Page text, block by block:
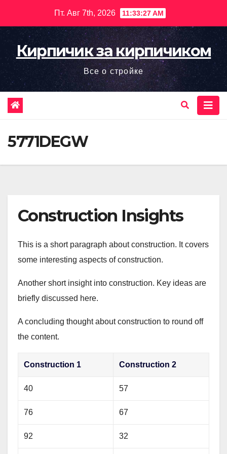
содержимому
Пт. Авг 7th, 2026 11:33:29 AM
Кирпичик за кирпичиком
Все о стройке
5771DEGW
Construction Insights
This is a short paragraph about construction. It covers
some interesting aspects of construction.
Another short insight into construction. Key ideas are
briefly discussed here.
A concluding thought about construction to round off
the content.
Construction 1 Construction 2
40 57
76 67
92 32